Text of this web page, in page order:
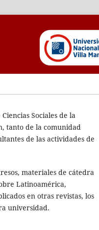
Sociales de la
tanto de la comunidad
de las actividades de
materiales de cátedra
Latinoamérica,
en otras revistas, los
universidad.